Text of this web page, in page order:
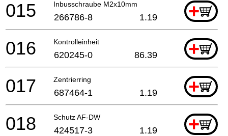
Inbusschraube M2x10mm +
015 266786-8 1.19
Kontrolleinheit +
016 620245-0 86.39
Zentrierring +
017 687464-1 1.19
Schutz AF-DW +
018 424517-3 1.19